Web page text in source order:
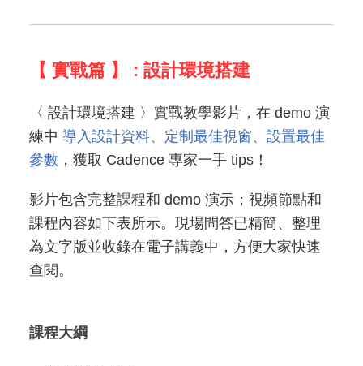
【 實戰篇 】 : 設計環境搭建
〈 設計環境搭建 〉實戰教學影片，在 demo 演
練中 導入設計資料、定制最佳視窗、設置最佳
參數 ，獲取 Cadence 專家一手 tips！
影片包含完整課程和 demo 演示；視頻節點和
課程內容如下表所示。現場問答已精簡、整理
為文字版並收錄在電子講義中，方便大家快速
查閱。
課程大綱